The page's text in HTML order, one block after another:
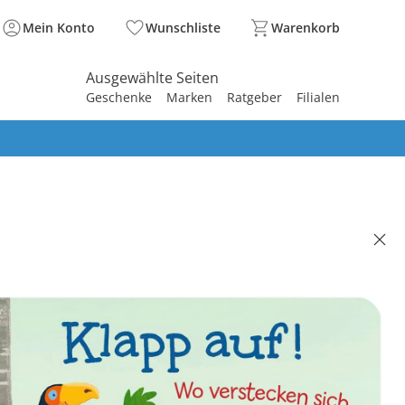
Mein Konto Wunschliste Warenkorb
Ausgewählte Seiten
Geschenke Marken Ratgeber Filialen
€
und zzgl.Versandkosten